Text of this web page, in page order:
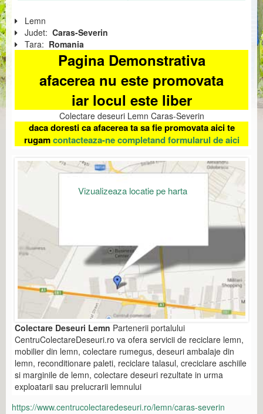
Lemn
Judet: Caras-Severin
Tara: Romania
Pagina Demonstrativa
afacerea nu este promovata
iar locul este liber
Colectare deseuri Lemn Caras-Severin
daca doresti ca afacerea ta sa fie promovata aici te
rugamcontacteaza-ne completand formularul de aici
Vizualizeaza locatie pe harta
Colectare Deseuri Lemn Partenerii portalului
CentruColectareDeseuri.ro va ofera servicii de reciclare lemn,
mobilier din lemn, colectare rumegus, deseuri ambalaje din
lemn, reconditionare paleti, reciclare talasul, creciclare aschiile
si marginile de lemn, colectare deseuri rezultate in urma
exploatarii sau prelucrarii lemnului
https://www.centrucolectaredeseuri.ro/lemn/caras-severin